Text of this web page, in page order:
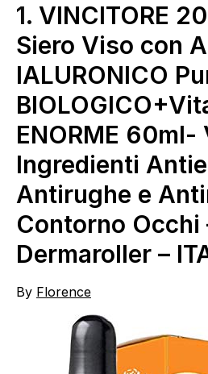
1. VINCITORE
Siero Viso con
IALURONICO
ENORME 60ml-
Ingredienti
Antirughe e
Contorno Occhi
Dermaroller –
By Florence